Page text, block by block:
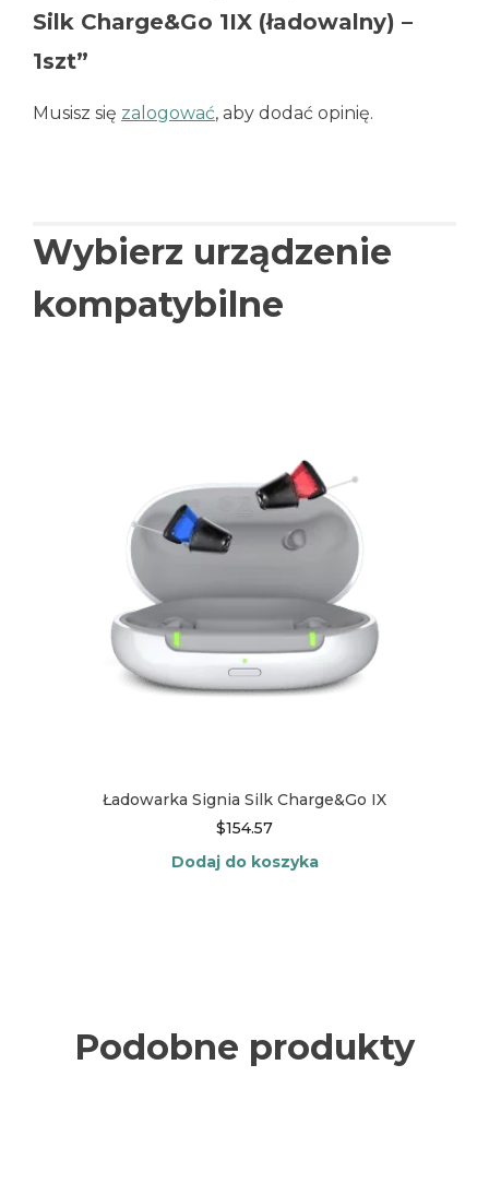
Silk Charge&Go 1IX (ładowalny) –
1szt”
Musisz się zalogować, aby dodać opinię.
Wybierz urządzenie
kompatybilne
Ładowarka Signia Silk Charge&Go IX
$154.57
Dodaj do koszyka
Podobne produkty